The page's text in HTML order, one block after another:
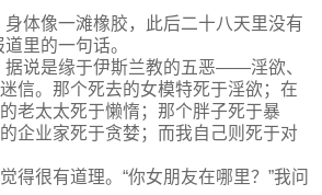
身体像一滩橡胶，此后二十八天里没有
里的一句话。
据说是缘于伊斯兰教的五恶——淫欲、
信。那个死去的女模特死于淫欲；在
老太太死于懒惰；那个胖子死于暴
企业家死于贪婪；而我自己则死于对
得很有道理。“你女朋友在哪里？”我问